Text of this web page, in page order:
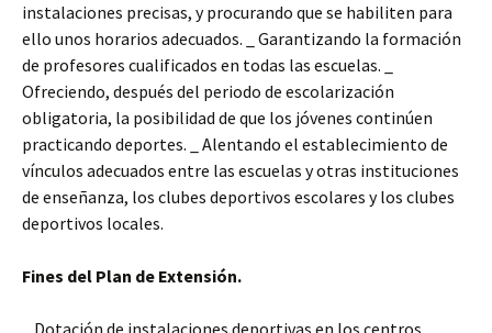
instalaciones precisas, y procurando que se habiliten para
ello unos horarios adecuados. _ Garantizando la formación
de profesores cualificados en todas las escuelas. _
Ofreciendo, después del periodo de escolarización
obligatoria, la posibilidad de que los jóvenes continúen
practicando deportes. _ Alentando el establecimiento de
vínculos adecuados entre las escuelas y otras instituciones
de enseñanza, los clubes deportivos escolares y los clubes
deportivos locales.
Fines del Plan de Extensión.
_ Dotación de instalaciones deportivas en los centros